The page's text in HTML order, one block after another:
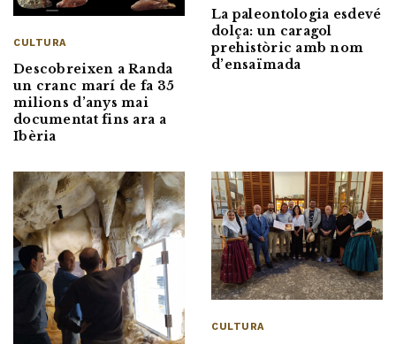
CULTURA
Descobreixen a Randa
un cranc marí de fa 35
milions d’anys mai
documentat fins ara a
Ibèria
La paleontologia esdevé
dolça: un caragol
prehistòric amb nom
d’ensaïmada
CULTURA